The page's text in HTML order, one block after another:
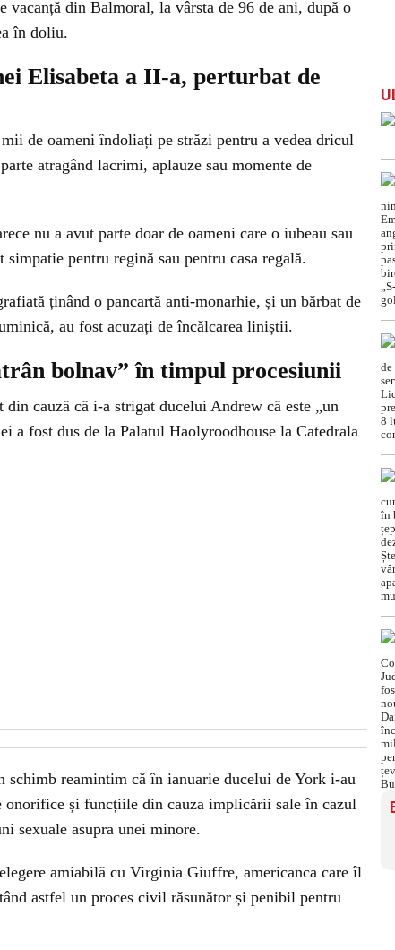
vacanță din Balmoral, la vârsta de 96 de ani, după o
în doliu.
Elisabeta a II-a, perturbat de
de oameni îndoliați pe străzi pentru a vedea dricul
atragând lacrimi, aplauze sau momente de
nu a avut parte doar de oameni care o iubeau sau
pentru regină sau pentru casa regală.
ținând o pancartă anti-monarhie, și un bărbat de
au fost acuzați de încălcarea liniștii.
bolnav” în timpul procesiunii
cauză că i-a strigat ducelui Andrew că este „un
a fost dus de la Palatul Haolyroodhouse la Catedrala
schimb reamintim că în ianuarie ducelui de York i-au
și funcțiile din cauza implicării sale în cazul
sexuale asupra unei minore.
amiabilă cu Virginia Giuffre, americanca care îl
astfel un proces civil răsunător și penibil pentru